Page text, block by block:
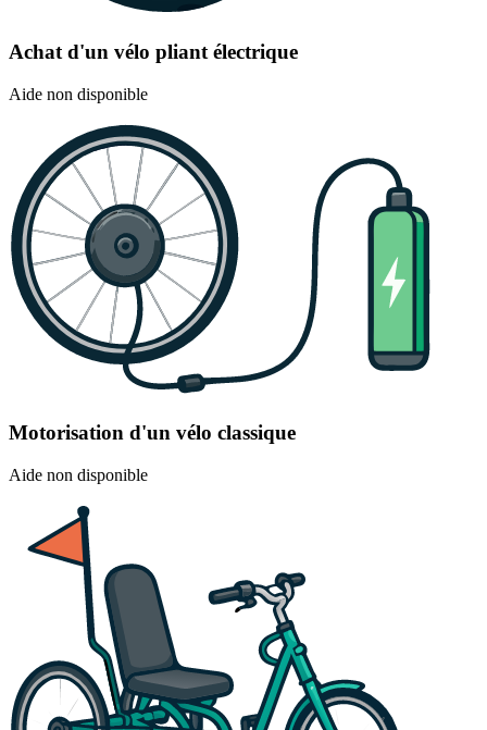
Achat d'un vélo pliant électrique
Aide non disponible
Motorisation d'un vélo classique
Aide non disponible